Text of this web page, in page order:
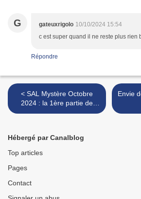
G gateuxrigolo 10/10/2024 15:54
c est super quand il ne reste plus rien
Répondre
< SAL Mystère Octobre
2024 : la 1ère partie de
dévoilée
Envie
Hébergé par Canalblog
Top articles
Pages
Contact